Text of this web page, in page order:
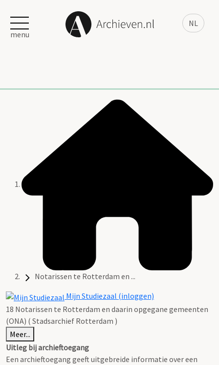
NL
menu
Notarissen te Rotterdam en ...
Mijn Studiezaal (inloggen)
18 Notarissen te Rotterdam en daarin opgegane gemeenten
(ONA) ( Stadsarchief Rotterdam )
Meer...
Uitleg bij archieftoegang
Een archieftoegang geeft uitgebreide informatie over een